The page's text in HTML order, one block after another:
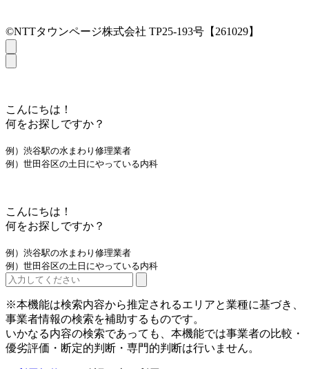
©NTTタウンページ株式会社 TP25-193号【261029】
こんにちは！
何をお探しですか？
例）渋谷駅の水まわり修理業者
例）世田谷区の土日にやっている内科
こんにちは！
何をお探しですか？
例）渋谷駅の水まわり修理業者
例）世田谷区の土日にやっている内科
※本機能は検索内容から推定されるエリアと業種に基づき、
事業者情報の検索を補助するものです。
いかなる内容の検索であっても、本機能では事業者の比較・
優劣評価・断定的判断・専門的判断は行いません。